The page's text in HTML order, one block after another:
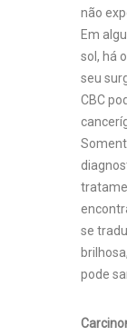
não
Em
sol, há
seu
CBC
se
pode